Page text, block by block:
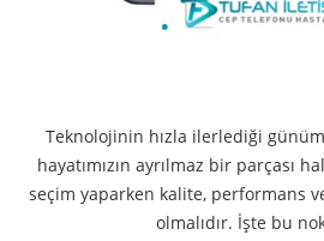
Teknolojinin hızla ilerlediği
hayatımızın ayrılmaz bir parçası
seçim yaparken kalite, performans
olmalıdır. İşte bu